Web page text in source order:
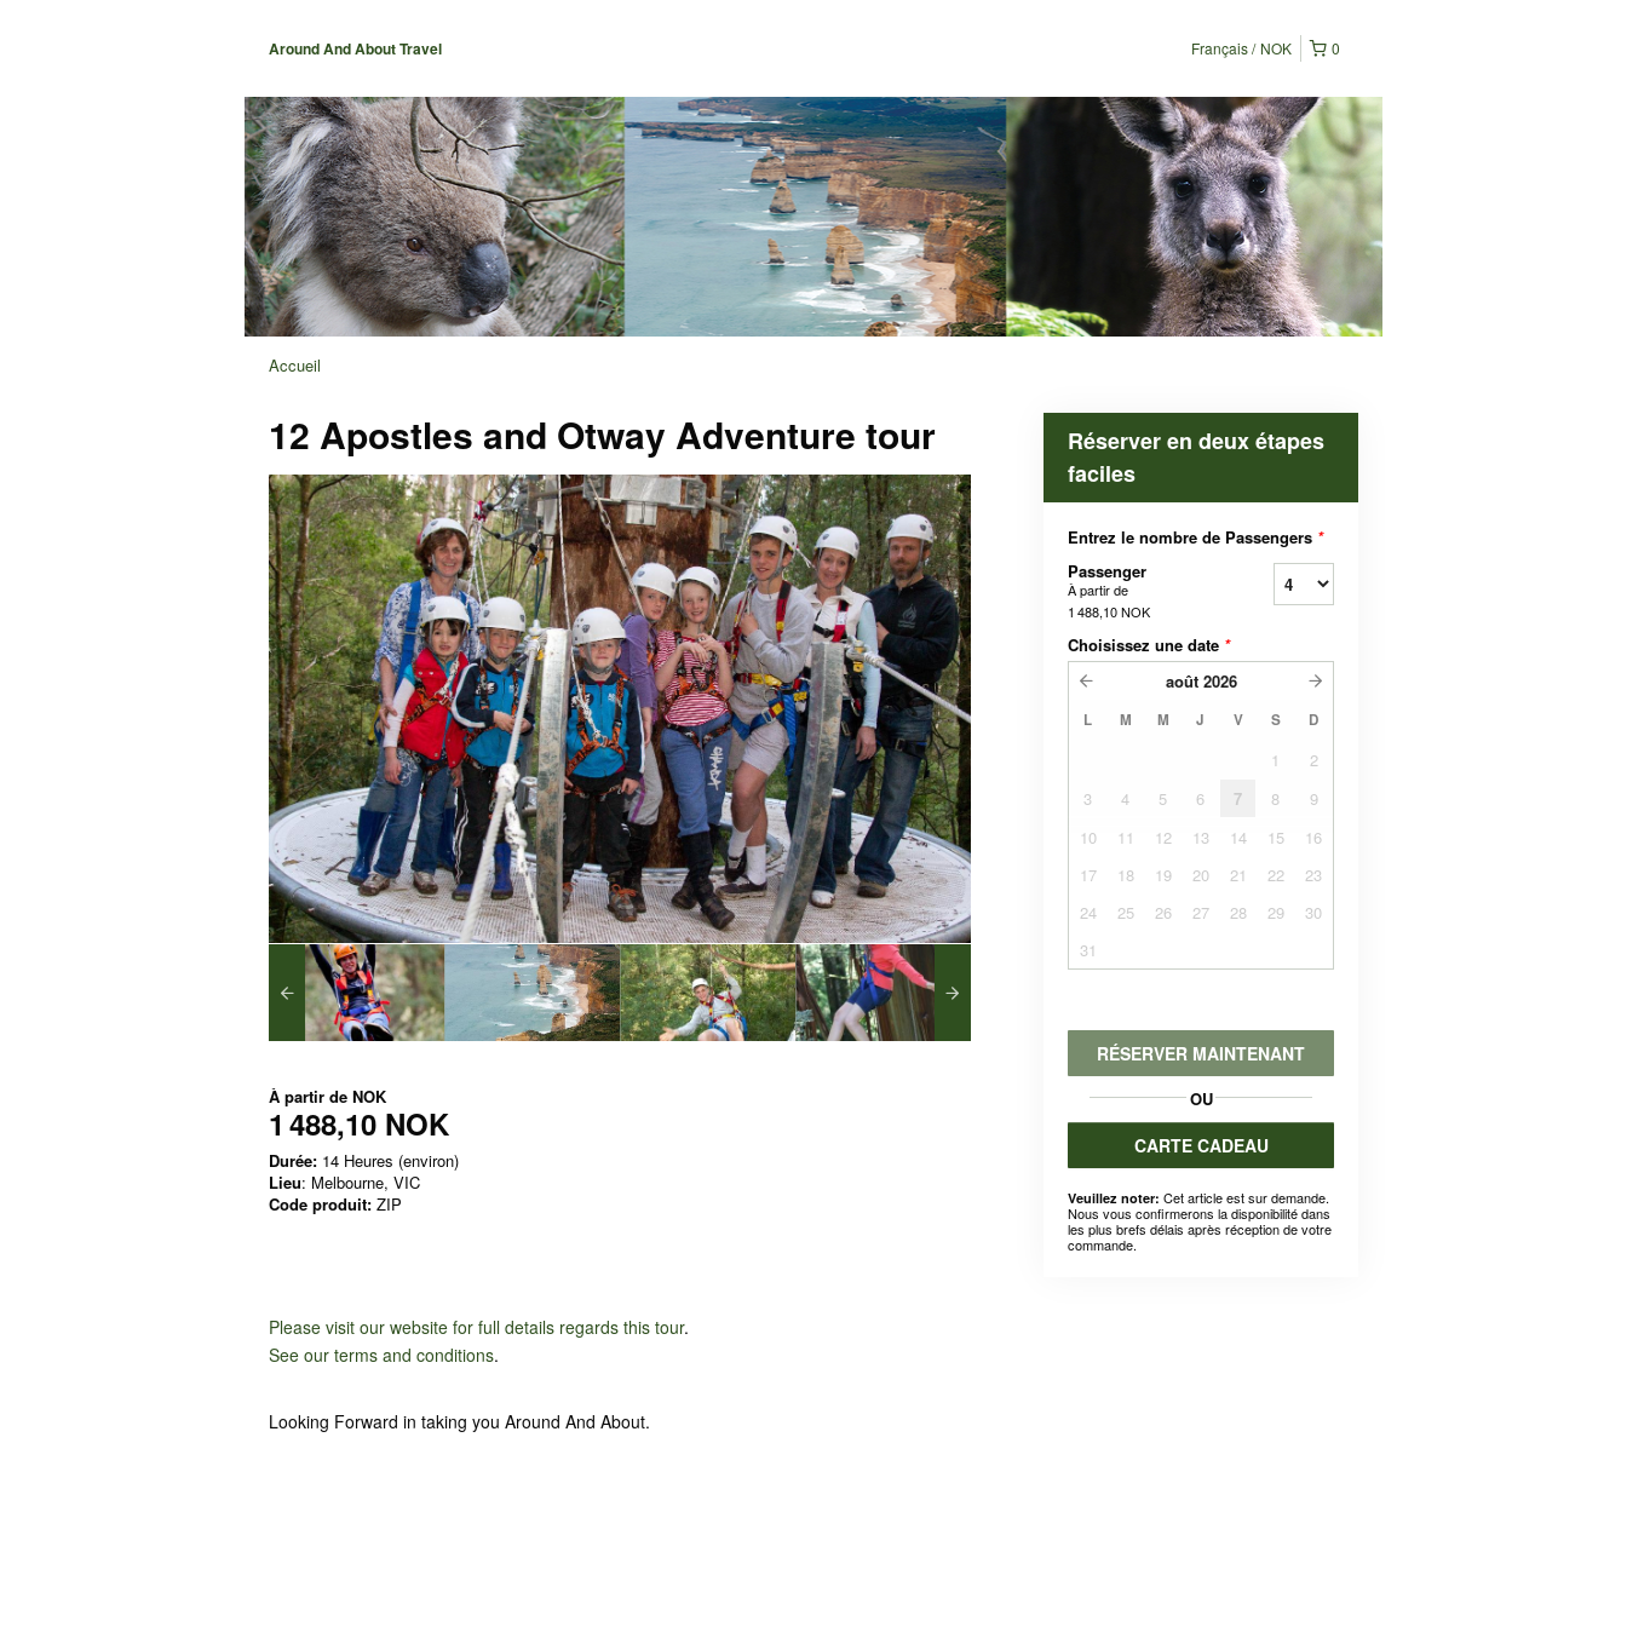
Around And About Travel 0
Français NOK
Accueil
12 Apostles and Otway Adventure tour
À partir de NOK
1 488,10 NOK
Durée: 14 Heures (environ)
Lieu: Melbourne, VIC
Code produit: ZIP
Please visit our website for full details regards this tour.
See our terms and conditions.
Looking Forward in taking you Around And About.
Réserver en deux étapes
faciles
Entrez le nombre de Passengers *
Passenger
À partir de
1 488,10 NOK
Choisissez une date *
août 2026
L M M J V S D
1
2
3
4 5 6 7 8
9
10
11 12 13 14 15
16
17
18 19 20 21 22
23
24
25 26 27 28 29
30
31
RÉSERVER MAINTENANT
OU
CARTE CADEAU
Veuillez noter: Cet article est sur demande.
Nous vous confirmerons la disponibilité dans
les plus brefs délais après réception de votre
commande.